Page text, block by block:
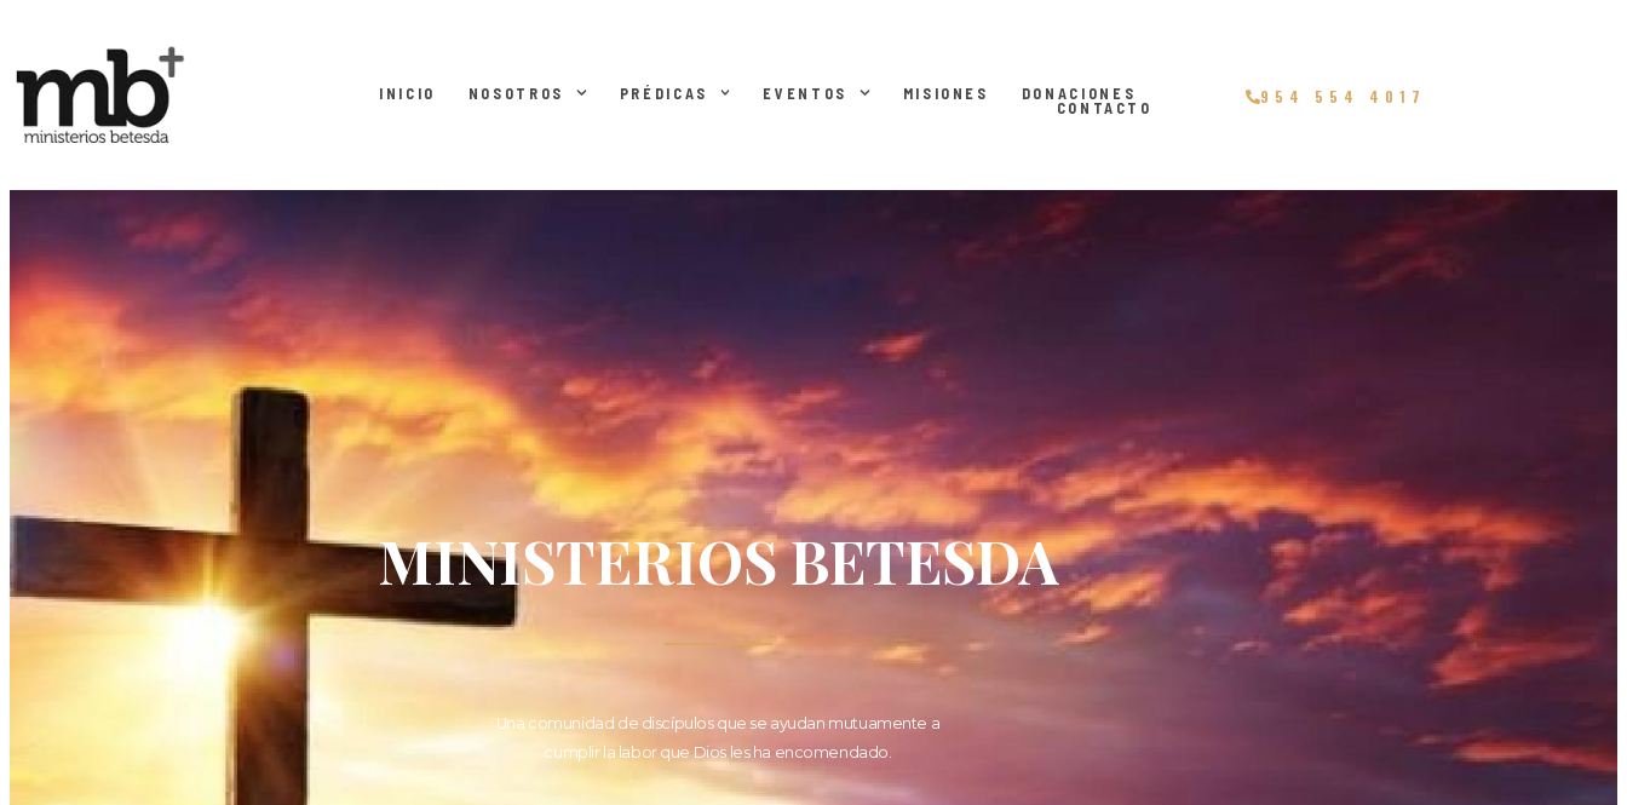
INICIO NOSOTROS PRÉDICAS EVENTOS MISIONES
DONACIONES
CONTACTO
954 554 4017
MINISTERIOS BETESDA
Una comunidad de discípulos que se ayudan mutuamente a
cumplir la labor que Dios les ha encomendado.